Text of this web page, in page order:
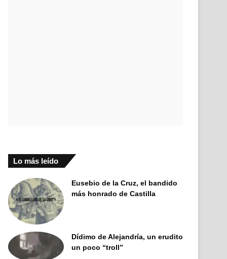
Lo más leído
Eusebio de la Cruz, el bandido
más honrado de Castilla
Dídimo de Alejandría, un erudito
un poco “troll”